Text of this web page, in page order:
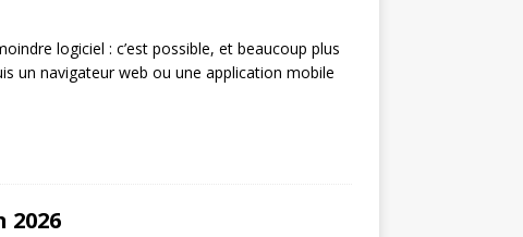
logiciel : c’est possible, et beaucoup plus
un navigateur web ou une application mobile